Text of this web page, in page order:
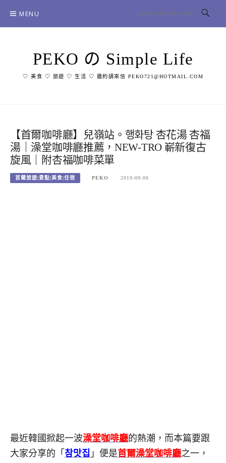
content
MENU
PEKO の Simple Life
♡ 美食 ♡ 旅遊 ♡ 生活 ♡ 邀約請來信 PEKO721@HOTMAIL.COM
【首爾咖啡廳】兒嶺站。행화탕 杏花湯 杏福
湯｜澡堂咖啡廳推薦，NEW-TRO 嶄新復古
旋風｜附杏福咖啡菜單
首爾旅遊|景點|美食|住宿 PEKO 2019-09-06
最近韓國掀起一波澡堂咖啡廳的熱潮，而本篇要跟
大家分享的「 참맛집 」便是首爾澡堂咖啡廳之一，